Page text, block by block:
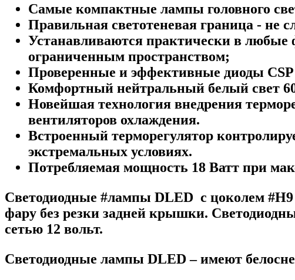
Самые компактные лампы головного
Правильная светотеневая граница - не
Устанавливаются практически в любые
ограниченным пространством;
Проверенные и эффективные диоды CSP
Комфортный нейтральный белый свет
Новейшая технология внедрения
вентиляторов охлаждения.
Встроенный терморегулятор
экстремальных условиях.
Потребляемая мощность 18 Ватт при
Светодиодные #лампы​ DLED с цоколем
фару без резки задней крышки.
сетью 12 вольт.
Светодиодные лампы DLED – имеют